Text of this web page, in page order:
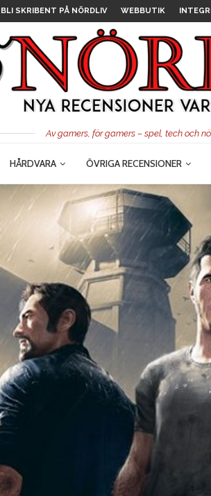
BLI SKRIBENT PÅ NÖRDLIV WEBBUTIK
Av gamers, för gamers – spel, tech och
HÅRDVARA ÖVRIGA RECENSIONER